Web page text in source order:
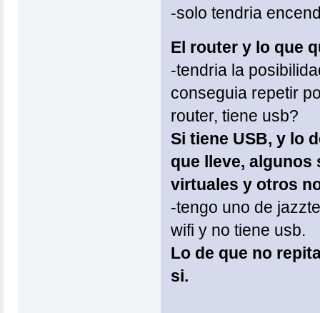
-solo tendria
El router y lo que
-tendria la
conseguia repetir
router, tiene usb?
Si tiene USB, y lo
que lleve, algunos
virtuales y otros
-tengo uno de
wifi y no tiene usb.
Lo de que no
si.